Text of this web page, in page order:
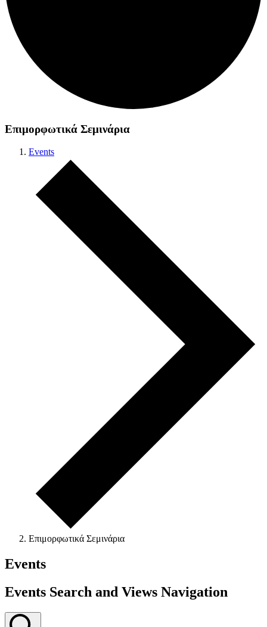
Επιμορφωτικά Σεμινάρια
Events
Επιμορφωτικά Σεμινάρια
Events
Events Search and Views Navigation